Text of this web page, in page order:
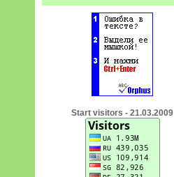
Start visitors - 21.03.2009